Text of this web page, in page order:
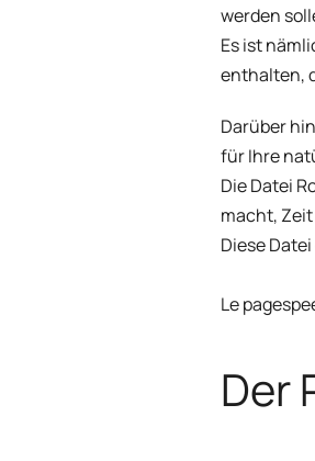
werden
Es ist
enthalten,
Darüber
für Ihre
Die Datei
macht,
Diese
Le
Der